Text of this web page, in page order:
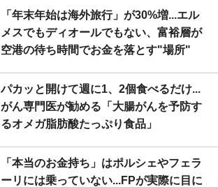
「年末年始は海外旅行」が30%増...エル
メスでもディオールでもない、富裕層が
空港の待ち時間でお金を落とす"場所"
パカッと開けて週に1、2個食べるだけ...
がん専門医が勧める「大腸がんを予防す
るオメガ脂肪酸たっぷり食品」
「本当のお金持ち」はポルシェやフェラ
ーリには乗っていない...FPが実際に目に